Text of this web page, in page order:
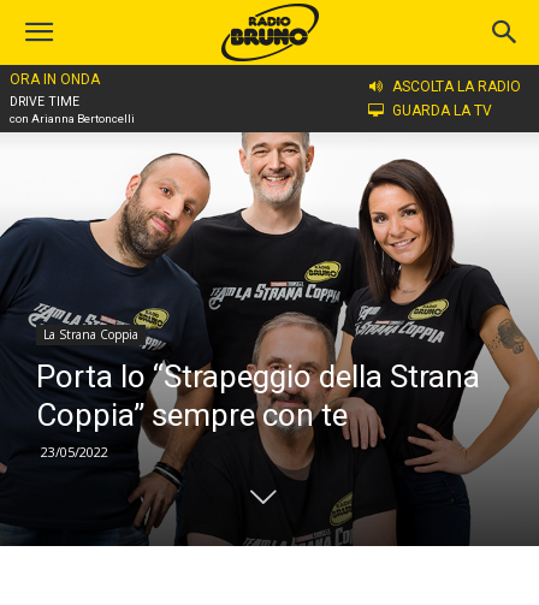
ORA IN ONDA
DRIVE TIME
con Arianna Bertoncelli
ASCOLTA LA RADIO
GUARDA LA TV
Home
La Strana Coppia
Porta lo “Strapeggio della Strana
Coppia” sempre con te
23/05/2022